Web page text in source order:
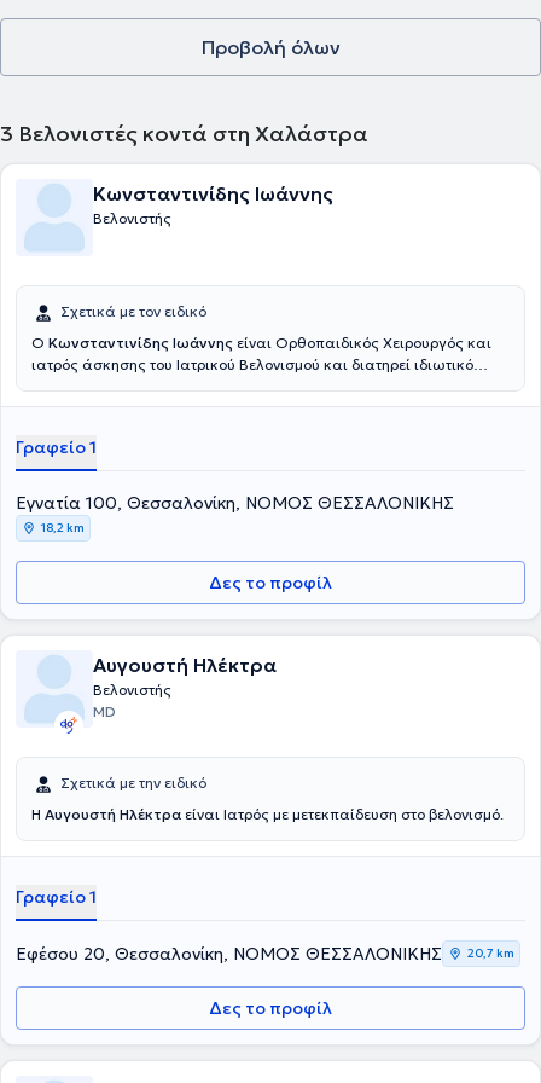
Προβολή όλων
3 Βελονιστές κοντά στη Χαλάστρα
Κωνσταντινίδης Ιωάννης
Βελονιστής
Σχετικά με τον ειδικό
Ο Κωνσταντινίδης Ιωάννης είναι Ορθοπαιδικός Χειρουργός και
ιατρός άσκησης του Ιατρικού Βελονισμού και διατηρεί ιδιωτικό
πτυχίου: άριστα) από την Ιατρική Σχολή του Πανεπιστημίου “Carol
ειδικευόμενος ιατρός στην Α’ Ορθοπαιδική κλινική του
Αριστοτελείου Πανεπιστημίου Θεσσαλονίκης, Γ.Ν.Θ. «Γ.
Παπανικολάου» Θεσσαλονίκης και στην Β’ Χειρουργική-
Ογκολογική κλινική του Αντικαρκινικού Νοσοκομείου
Θεσσαλονίκης “Θεαγένειο”. Είναι καθηγητής Ιατρικού Βελονισμού
με ειδίκευση στον Ορθοπαιδικό Βελονισμό (αυχεναλγία, οσφυαλγία
κτλ) και το αδυνάτισμα. Τέλος υπήρξε εθελοντής ιατρός στους
Ολυμπιακούς αγώνες “Αθήνα 2004” και επί σειρά ετών παραμένει
Διασωστών και Ναυαγοσωστών, ενώ έχει συμμετάσχει σε πλήθος
σεμιναρίων και συνεδρίων.
Γραφείο 1
Εγνατία 100, Θεσσαλονίκη, ΝΟΜΟΣ ΘΕΣΣΑΛΟΝΙΚΗΣ
18,2 km
Δες το προφίλ
Αυγουστή Ηλέκτρα
Βελονιστής
MD
Σχετικά με την ειδικό
Η Αυγουστή Ηλέκτρα είναι Ιατρός με μετεκπαίδευση στο βελονισμό.
Γραφείο 1
Εφέσου 20, Θεσσαλονίκη, ΝΟΜΟΣ ΘΕΣΣΑΛΟΝΙΚΗΣ 20,7 km
Δες το προφίλ